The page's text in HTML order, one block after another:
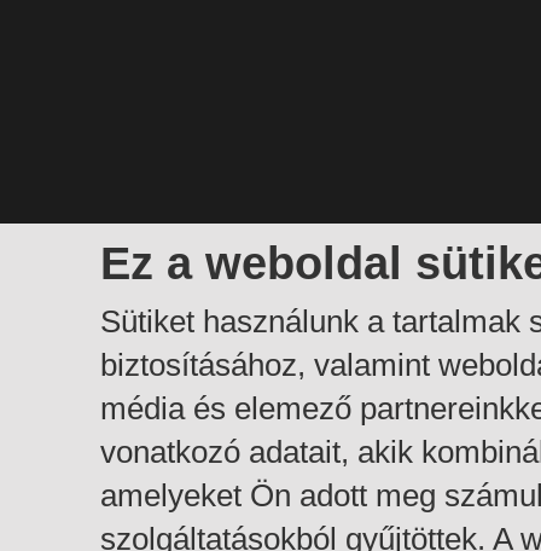
Ez a weboldal
Sütiket használunk a tartalmak
biztosításához, valamint
média és elemező
vonatkozó adatait, akik
amelyeket Ön adott meg
szolgáltatásokból gyűjtöttek. A